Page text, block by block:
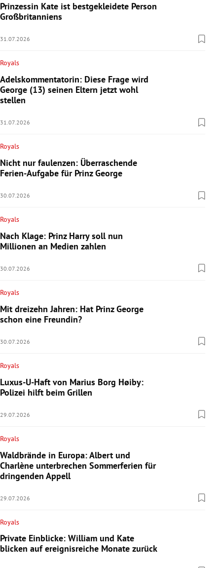
Prinzessin Kate ist bestgekleidete Person
Großbritanniens
31.07.2026
Royals
Adelskommentatorin: Diese Frage wird
George (13) seinen Eltern jetzt wohl
stellen
31.07.2026
Royals
Nicht nur faulenzen: Überraschende
Ferien-Aufgabe für Prinz George
30.07.2026
Royals
Nach Klage: Prinz Harry soll nun
Millionen an Medien zahlen
30.07.2026
Royals
Mit dreizehn Jahren: Hat Prinz George
schon eine Freundin?
30.07.2026
Royals
Luxus-U-Haft von Marius Borg Høiby:
Polizei hilft beim Grillen
29.07.2026
Royals
Waldbrände in Europa: Albert und
Charlène unterbrechen Sommerferien für
dringenden Appell
29.07.2026
Royals
Private Einblicke: William und Kate
blicken auf ereignisreiche Monate zurück